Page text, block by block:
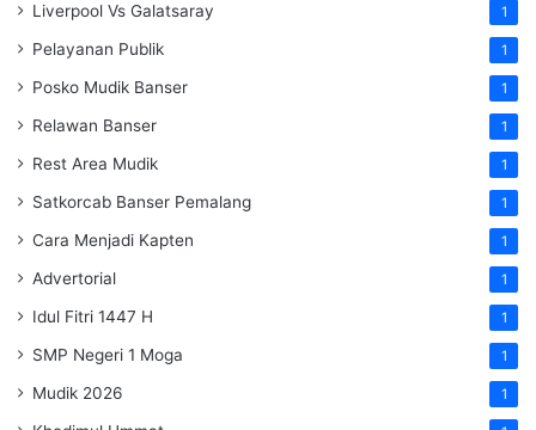
Liverpool Vs Galatsaray 1
Pelayanan Publik 1
Posko Mudik Banser 1
Relawan Banser 1
Rest Area Mudik 1
Satkorcab Banser Pemalang 1
Cara Menjadi Kapten 1
Advertorial 1
Idul Fitri 1447 H 1
SMP Negeri 1 Moga 1
Mudik 2026 1